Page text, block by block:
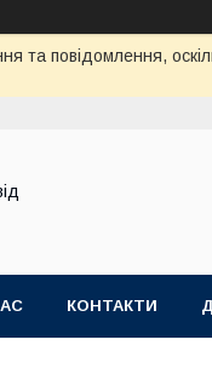
та повідомлення,
КОНТАКТИ